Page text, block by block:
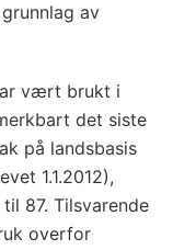
av
vært brukt i
det siste
på landsbasis
1.1.2012),
87. Tilsvarende
overfor